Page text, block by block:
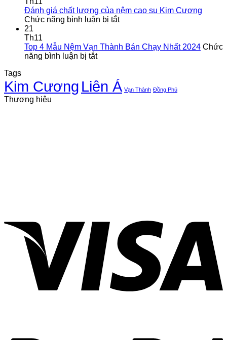
Dĩ
An,
vạn
tại
Dương
Đánh giá chất lượng của nệm cao su Kim Cương
Chức năng bình luận bị tắtở
chất
cao
su
21
Th11
Top 4 Mẫu Nệm Vạn Thành Bán Chạy Nhất 2024 Chức
năng bình luận bị tắtở
Mẫu
Nệm
Tags
Kim Cương Liên Á Vạn Thành Đồng Phú
Thương hiệu